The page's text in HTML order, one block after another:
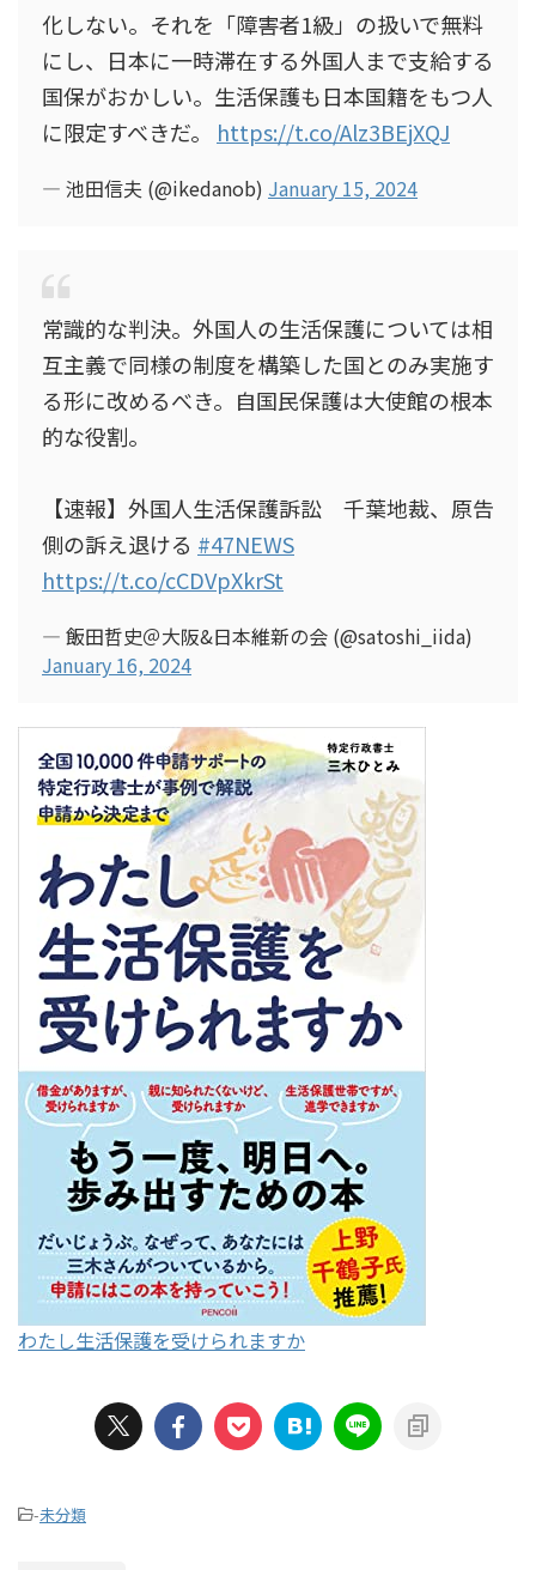
化しない。それを「障害者1級」の扱いで無料
にし、日本に一時滞在する外国人まで支給する
国保がおかしい。生活保護も日本国籍をもつ人
に限定すべきだ。 https://t.co/Alz3BEjXQJ
— 池田信夫 (@ikedanob) January 15, 2024
常識的な判決。外国人の生活保護については相
互主義で同様の制度を構築した国とのみ実施す
る形に改めるべき。自国民保護は大使館の根本
的な役割。
【速報】外国人生活保護訴訟 千葉地裁、原告
側の訴え退ける #47NEWS
https://t.co/cCDVpXkrSt
— 飯田哲史＠大阪&日本維新の会 (@satoshi_iida)
January 16, 2024
わたし生活保護を受けられますか
-未分類